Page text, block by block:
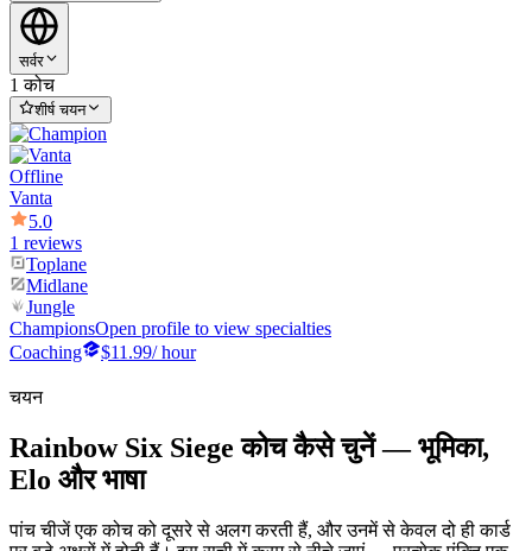
सर्वर
1 कोच
शीर्ष चयन
Offline
Vanta
5.0
1 reviews
Toplane
Midlane
Jungle
ChampionsOpen profile to view specialties
Coaching
$11.99/ hour
चयन
Rainbow Six Siege कोच कैसे चुनें — भूमिका,
Elo और भाषा
पांच चीजें एक कोच को दूसरे से अलग करती हैं, और उनमें से केवल दो ही कार्ड